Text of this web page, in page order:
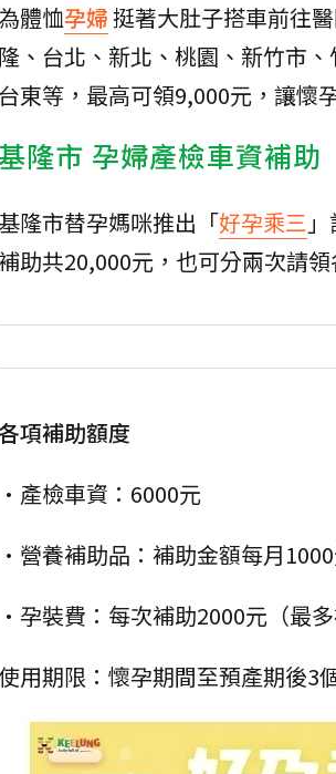
為體恤孕婦挺著大肚子搭車前往
隆、台北、新北、桃園、新竹市
台東等，最高可領9,000元，讓懷
隆市 孕婦產檢車資補助
基隆市替孕媽咪推出「好孕乘三
助共20,000元，也可分兩次請領
項補助額度
•產檢車資：6000元
•營養補助品：補助金額每月
•孕裝費：每次補助2000元（最多
用期限：懷孕期間至預產期後3